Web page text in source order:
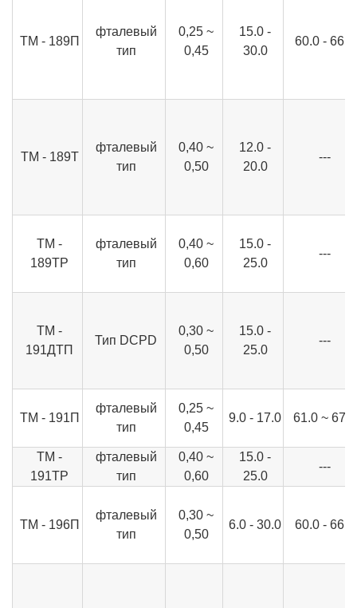
ТМ - 189П
фталевый
тип
0,25 ~
0,45
15.0 -
30.0
60.0 - 66.0
ТМ - 189Т
фталевый
тип
0,40 ~
0,50
12.0 -
20.0
---
TM -
189TP
фталевый
тип
0,40 ~
0,60
15.0 -
25.0
---
ТМ -
191ДТП
Тип DCPD
0,30 ~
0,50
15.0 -
25.0
---
ТМ - 191П
фталевый
тип
0,25 ~
0,45
9.0 - 17.0 61.0 ~ 67.0
TM -
191TP
фталевый
тип
0,40 ~
0,60
15.0 -
25.0
---
ТМ - 196П
фталевый
тип
0,30 ~
0,50
6.0 - 30.0 60.0 - 66.0